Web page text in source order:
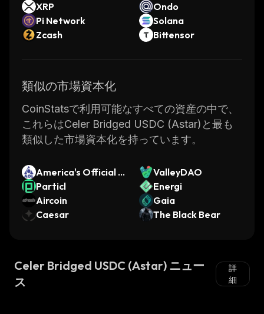
XRP
Ondo
Pi Network
Solana
Zcash
Bittensor
類似の市場資本化
CoinStatsで利用可能なすべての資産の中で、
これらはCeler Bridged USDC (Astar)と最も
類似した市場資本化を持っています。
America's Official L
aunchpad
ValleyDAO
Particl
Energi
Aircoin
Gaia
Caesar
The Black Bear
Celer Bridged USDC (Astar) ニュー
ス
詳
細